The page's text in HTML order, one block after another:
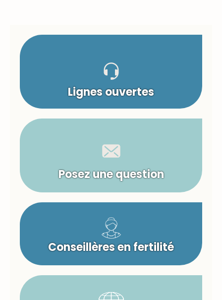
Lignes ouvertes
Posez une question
Conseillères en fertilité